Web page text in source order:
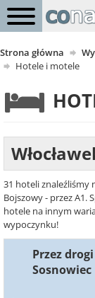
Strona główna
Hotele i motele
31 hoteli znaleźliśmy
Bojszowy - przez A1.
hotele na innym
wypoczynku!
Przez
Sosnowiec